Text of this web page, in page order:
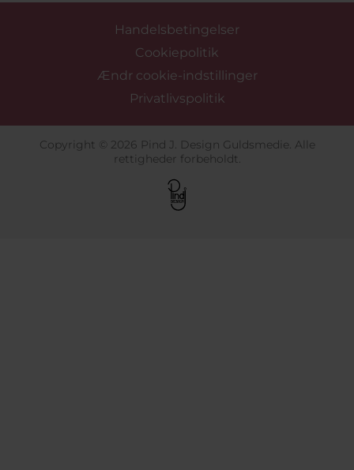
Handelsbetingelser
Cookiepolitik
Ændr cookie-indstillinger
Privatlivspolitik
Copyright © 2026 Pind J. Design Guldsmedie. Alle
rettigheder forbeholdt.